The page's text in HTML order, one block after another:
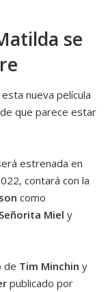
se
nueva película
que parece estar
estrenada en
contará con la
como
Señorita Miel y
de Tim Minchin y
publicado por